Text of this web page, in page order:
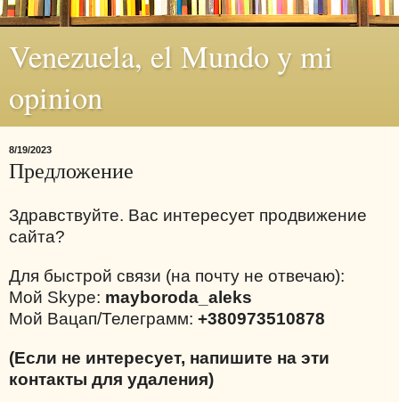
Venezuela, el Mundo y mi
opinion
8/19/2023
Предложение
Здравствуйте. Вас интересует продвижение
сайта?
Для быстрой связи (на почту не отвечаю):
Мой Skype: mayboroda_aleks
Мой Вацап/Телеграмм: +380973510878
(Если не интересует, напишите на эти
контакты для удаления)